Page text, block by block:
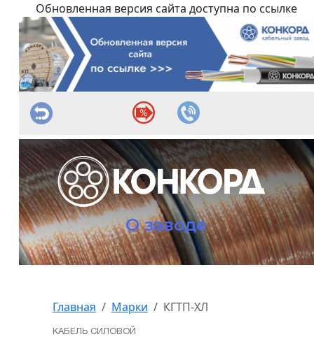
Обновленная версия сайта доступна по ссылке
О заводе
Главная Марки КГТП-ХЛ
КАБЕЛЬ СИЛОВОЙ